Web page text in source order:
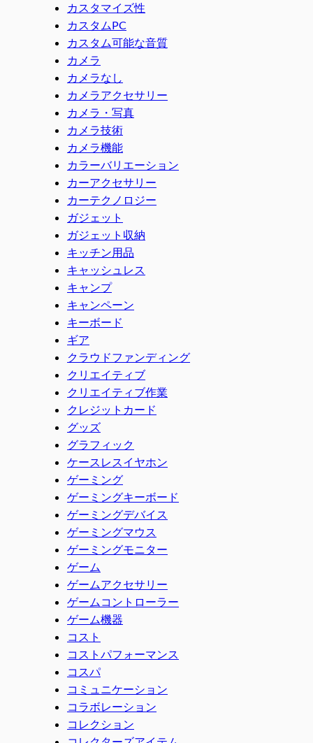
カスタマイズ性
カスタムPC
カスタム可能な音質
カメラ
カメラなし
カメラアクセサリー
カメラ・写真
カメラ技術
カメラ機能
カラーバリエーション
カーアクセサリー
カーテクノロジー
ガジェット
ガジェット収納
キッチン用品
キャッシュレス
キャンプ
キャンペーン
キーボード
ギア
クラウドファンディング
クリエイティブ
クリエイティブ作業
クレジットカード
グッズ
グラフィック
ケースレスイヤホン
ゲーミング
ゲーミングキーボード
ゲーミングデバイス
ゲーミングマウス
ゲーミングモニター
ゲーム
ゲームアクセサリー
ゲームコントローラー
ゲーム機器
コスト
コストパフォーマンス
コスパ
コミュニケーション
コラボレーション
コレクション